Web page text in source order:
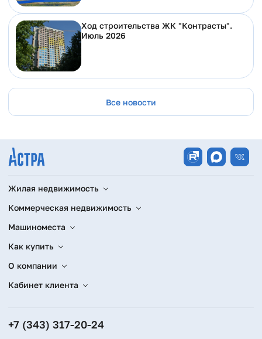
Ход строительства ЖК "Контрасты".
Июль 2026
Все новости
Жилая недвижимость
Коммерческая недвижимость
Машиноместа
Как купить
О компании
Кабинет клиента
+7 (343) 317-20-24